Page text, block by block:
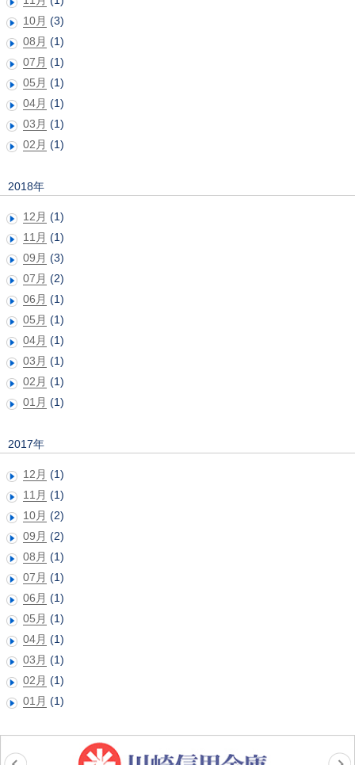
10月 (3)
08月 (1)
07月 (1)
05月 (1)
04月 (1)
03月 (1)
02月 (1)
2018年
12月 (1)
11月 (1)
09月 (3)
07月 (2)
06月 (1)
05月 (1)
04月 (1)
03月 (1)
02月 (1)
01月 (1)
2017年
12月 (1)
11月 (1)
10月 (2)
09月 (2)
08月 (1)
07月 (1)
06月 (1)
05月 (1)
04月 (1)
03月 (1)
02月 (1)
01月 (1)